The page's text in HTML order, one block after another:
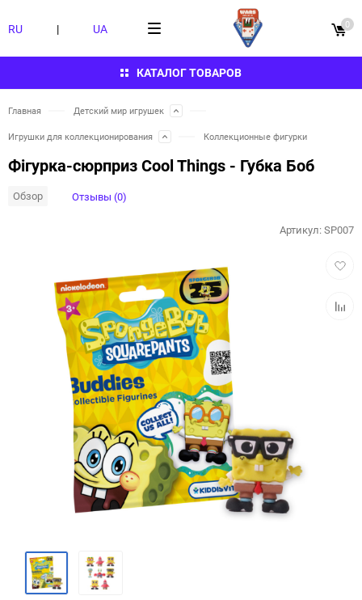
КАТАЛОГ ТОВАРОВ
RU | UA 0
Главная Детский мир игрушек
Игрушки для коллекционирования Коллекционные фигурки
Фігурка-сюрприз Cool Things - Губка Боб
Обзор Отзывы (0)
Артикул:SP007